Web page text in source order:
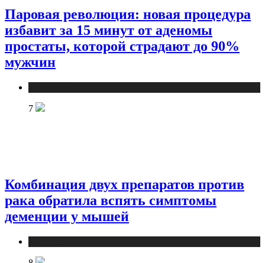
Паровая революция: новая процедура
избавит за 15 минут от аденомы
простаты, которой страдают до 90%
мужчин
7
Комбинация двух препаратов против
рака обратила вспять симптомы
деменции у мышей